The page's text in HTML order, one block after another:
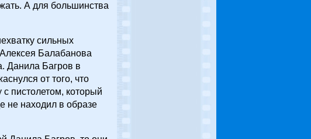
А для большинства
сильных
Балабанова
Данила Багров в
от того, что
пистолетом, который
не находил в образе